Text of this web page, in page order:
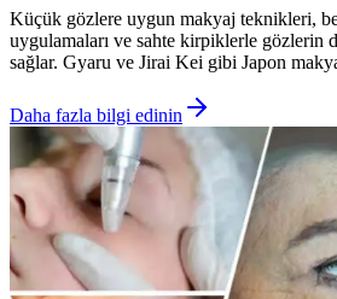
Küçük gözlere uygun makyaj teknikleri,
uygulamaları ve sahte kirpiklerle gözlerin
sağlar. Gyaru ve Jirai Kei gibi Japon
Daha fazla bilgi edinin